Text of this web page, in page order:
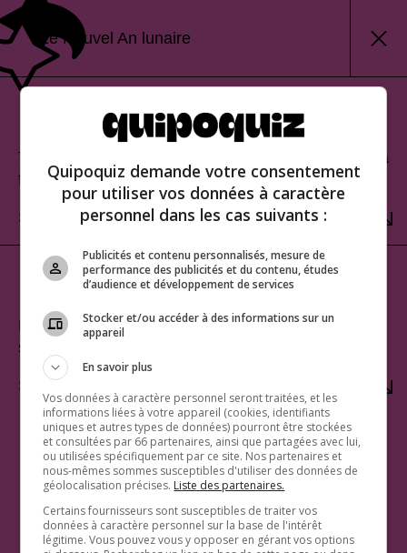
Le Nouvel An lunaire
Mode classique
Teste tes connaissances et découvre ton score à la
fin.
SÉLECTIONNER
Mode rafale
Relève le défi du score parfait. Une seule erreur te
sera fatale!
SÉLECTIONNER
Quipoquiz demande votre consentement
pour utiliser vos données à caractère
personnel dans les cas suivants :
Publicités et contenu personnalisés, mesure de
performance des publicités et du contenu, études
d’audience et développement de services
Stocker et/ou accéder à des informations sur un
appareil
En savoir plus
Vos données à caractère personnel seront traitées, et les
informations liées à votre appareil (cookies, identifiants
uniques et autres types de données) pourront être stockées
et consultées par 66 partenaires, ainsi que partagées avec lui,
ou utilisées spécifiquement par ce site. Nos partenaires et
nous-mêmes sommes susceptibles d'utiliser des données de
géolocalisation précises. Liste des partenaires.
Certains fournisseurs sont susceptibles de traiter vos
données à caractère personnel sur la base de l'intérêt
légitime. Vous pouvez vous y opposer en gérant vos options